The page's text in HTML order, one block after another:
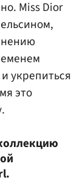
Miss Dior
укрепиться
это